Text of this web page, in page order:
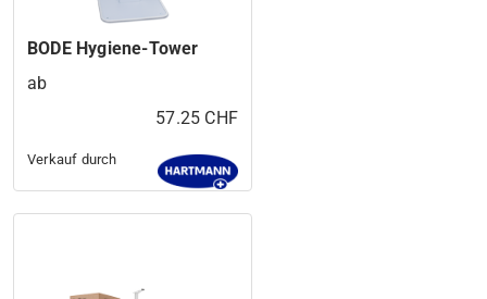
BODE Hygiene-Tower
ab
57.25 CHF
Verkauf durch